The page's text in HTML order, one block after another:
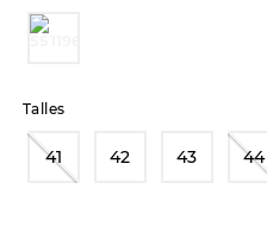
Talles
41 42 43 44